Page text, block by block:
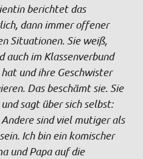
berichtet das
dann immer offener
Situationen. Sie weiß,
auch im Klassenverbund
und ihre Geschwister
Das beschämt sie. Sie
sagt über sich selbst:
sind viel mutiger als
Ich bin ein komischer
und Papa auf die